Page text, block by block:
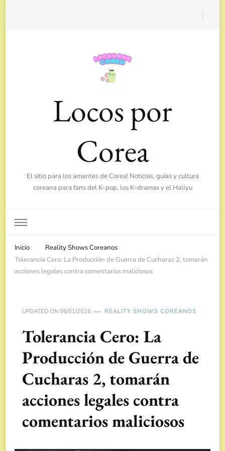
Locos por
Corea
El sitio para los amantes de Corea! Noticias, guías y cultura
coreana para fans del K-pop, los K-dramas y el Hallyu
Inicio
Reality Shows Coreanos
Tolerancia Cero: La Producción de Guerra de Cucharas 2, tomarán
acciones legales contra comentarios maliciosos
UPDATED ON 06/01/2026 REALITY SHOWS COREANOS
Tolerancia Cero: La
Producción de Guerra de
Cucharas 2, tomarán
acciones legales contra
comentarios maliciosos